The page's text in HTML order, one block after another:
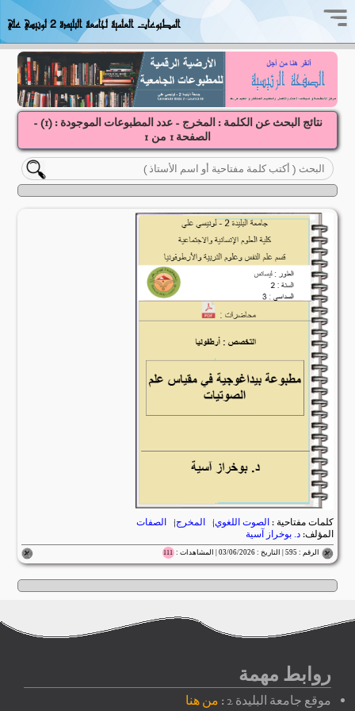
المطبوعات العلمية لجامعة البليدة 2 لونيسي علي
نتائج البحث عن الكلمة : المخرج - عدد المطبوعات الموجودة : (1
) -
الصفحة 1 من 1
كلمات مفتاحية : الصوت اللغوي| المخرج| الصفات
المؤلف:د. بوخراز آسية
الرقم : 595 | التاريخ : 03/06/2026 | المشاهدات : 111
روابط مهمة
موقع جامعة البليدة 2 : من هنا